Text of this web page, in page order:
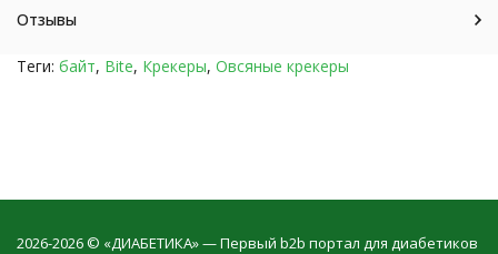
Отзывы
Теги: байт, Bite, Крекеры, Овсяные крекеры
2026-2026 © «ДИАБЕТИКА» — Первый b2b портал для диабетиков